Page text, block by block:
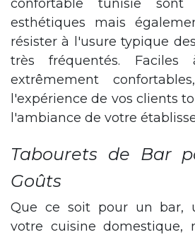
confortable tunisie sont
esthétiques mais
résister à l'usure typique
très fréquentés.
extrêmement
l'expérience de vos clients
l'ambiance de votre
Tabourets de Bar
Goûts
Que ce soit pour un bar,
votre cuisine domestique,